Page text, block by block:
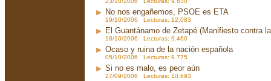
No nos engañemos, PSOE es ETA
19/10/2006 Lecturas: 12.083
El Guantánamo de Zetapé (Manifiesto contra
18/10/2006 Lecturas: 9.460
Ocaso y ruina de la nación española
05/10/2006 Lecturas: 9.775
Si no es malo, es peor aún
27/09/2006 Lecturas: 10.693